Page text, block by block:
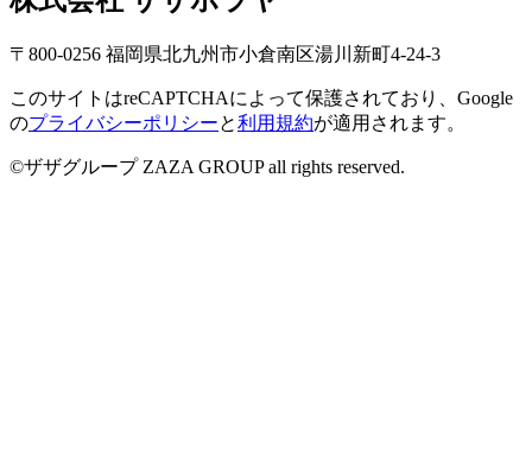
〒800-0256 福岡県北九州市小倉南区湯川新町4-24-3
このサイトはreCAPTCHAによって保護されており、Google
のプライバシーポリシーと利用規約が適用されます。
©ザザグループ ZAZA GROUP all rights reserved.